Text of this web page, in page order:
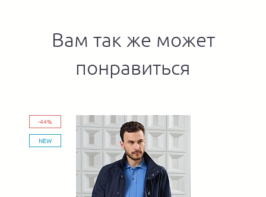
Вам так же может
понравиться
-44%
NEW